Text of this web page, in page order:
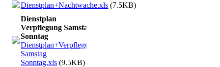
Dienstplan+Nachtwache.xls (7.5KB)
Dienstplan
Verpflegung Samstag
Sonntag
Dienstplan+Verpflegung
Samstag
Sonntag.xls (9.5KB)